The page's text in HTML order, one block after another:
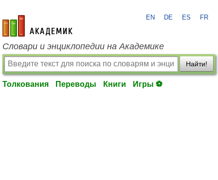
academic.ru
EN DE ES FR
Словари и энциклопедии на Академике
Найти!
Толкования Переводы Книги Игры ⚽